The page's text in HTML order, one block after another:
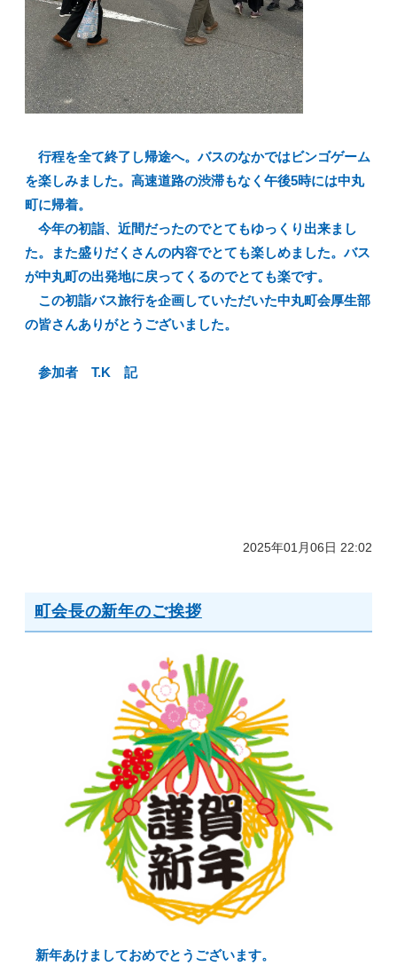
行程を全て終了し帰途へ。バスのなかではビンゴゲーム
を楽しみました。高速道路の渋滞もなく午後5時には中丸
町に帰着。
今年の初詣、近間だったのでとてもゆっくり出来まし
た。また盛りだくさんの内容でとても楽しめました。バス
が中丸町の出発地に戻ってくるのでとても楽です。
この初詣バス旅行を企画していただいた中丸町会厚生部
の皆さんありがとうございました。
参加者 T.K 記
2025年01月06日 22:02
町会長の新年のご挨拶
新年あけましておめでとうございます。